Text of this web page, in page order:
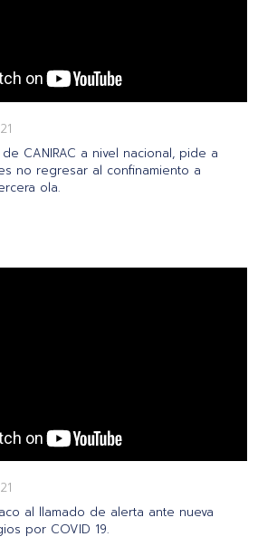
CANIRAC a nivel nacional, pide a
no regresar al confinamiento a
ola.
al llamado de alerta ante nueva
por COVID 19.